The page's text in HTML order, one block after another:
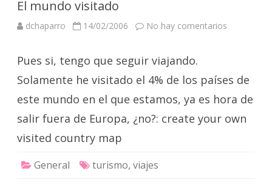
El mundo visitado
dchaparro 14/02/2006 No hay comentarios
Pues si, tengo que seguir viajando.
Solamente he visitado el 4% de los países de
este mundo en el que estamos, ya es hora de
salir fuera de Europa, ¿no?: create your own
visited country map
General turismo, viajes